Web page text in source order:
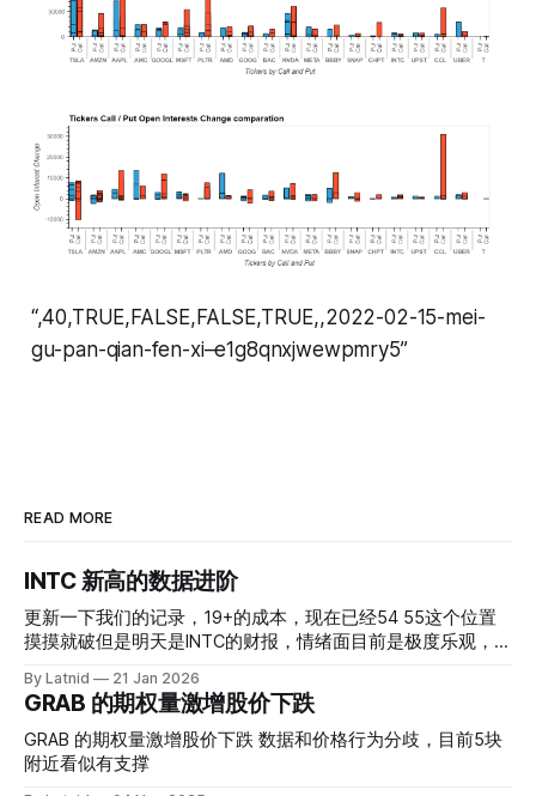
“,40,TRUE,FALSE,FALSE,TRUE,,2022-02-15-mei-
gu-pan-qian-fen-xi–e1g8qnxjwewpmry5”
READ MORE
INTC 新高的数据进阶
更新一下我们的记录，19+的成本，现在已经54 55这个位置
摸摸就破但是明天是INTC的财报，情绪面目前是极度乐观，反
是突破前的支撑CC感觉可以做，放远些, 因为18A的经验还未
真正得到普遍大众的关注，当然财报可以继续出新消息顶一下
压力位置。 数据在70驻扎 整体呈现 47 – 60 短期位置
By Latnid 21 Jan 2026
GRAB 的期权量激增股价下跌
GRAB 的期权量激增股价下跌 数据和价格行为分歧，目前5块
附近看似有支撑